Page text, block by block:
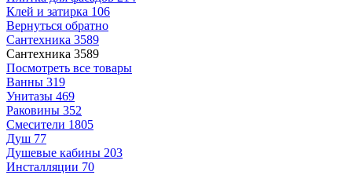
Клей и затирка 106
Вернуться обратно
Сантехника 3589
Сантехника 3589
Посмотреть все товары
Ванны 319
Унитазы 469
Раковины 352
Смесители 1805
Душ 77
Душевые кабины 203
Инсталляции 70